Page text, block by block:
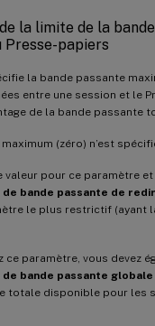
la limite de la
Presse-papiers
la bande passante
entre une session et le
de la bande passante
(zéro) n’est
valeur pour ce paramètre
de bande passante de
le plus restrictif (ayant
ce paramètre, vous devez
de bande passante
totale disponible pour les